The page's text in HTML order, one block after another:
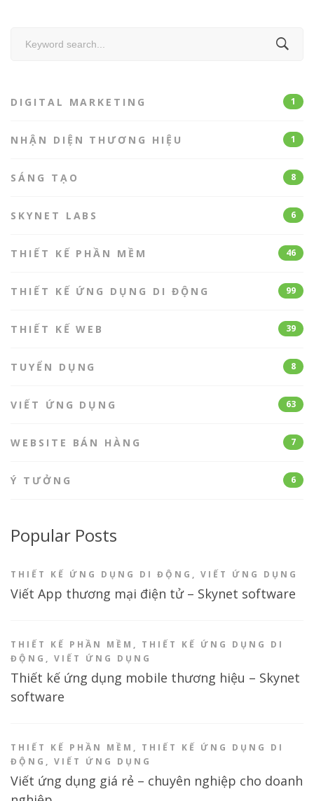
DIGITAL MARKETING 1
NHẬN DIỆN THƯƠNG HIỆU 1
SÁNG TẠO 8
SKYNET LABS 6
THIẾT KẾ PHẦN MỀM 46
THIẾT KẾ ỨNG DỤNG DI ĐỘNG 99
THIẾT KẾ WEB 39
TUYỂN DỤNG 8
VIẾT ỨNG DỤNG 63
WEBSITE BÁN HÀNG 7
Ý TƯỞNG 6
Popular Posts
THIẾT KẾ ỨNG DỤNG DI ĐỘNG , VIẾT ỨNG DỤNG
Viết App thương mại điện tử – Skynet software
THIẾT KẾ PHẦN MỀM , THIẾT KẾ ỨNG DỤNG DI
ĐỘNG , VIẾT ỨNG DỤNG
Thiết kế ứng dụng mobile thương hiệu – Skynet
software
THIẾT KẾ PHẦN MỀM , THIẾT KẾ ỨNG DỤNG DI
ĐỘNG , VIẾT ỨNG DỤNG
Viết ứng dụng giá rẻ – chuyên nghiệp cho doanh